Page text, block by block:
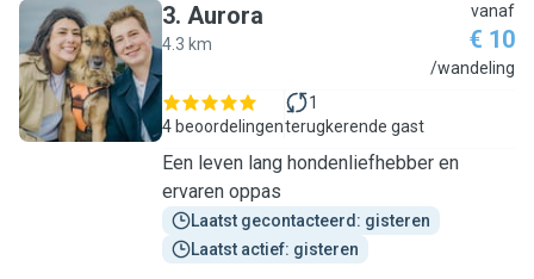
A
3. Aurora
4.3 km
vanaf
€ 10
/wandeling
4 beoordelingen
1
terugkerende gast
Een leven lang hondenliefhebber en
ervaren oppas
Laatst gecontacteerd: gisteren
Laatst actief: gisteren